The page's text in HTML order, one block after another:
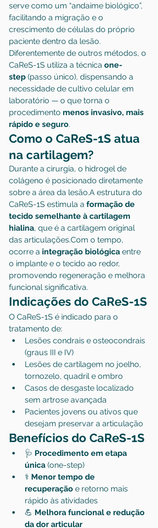
serve como um “andaime biológico”,
facilitando a migração e o
crescimento de células do próprio
paciente dentro da lesão.
Diferentemente de outros métodos, o
CaReS-1S utiliza a técnica one-
step (passo único), dispensando a
necessidade de cultivo celular em
laboratório — o que torna o
procedimento menos invasivo, mais
rápido e seguro.
Como o CaReS-1S atua
na cartilagem?
Durante a cirurgia, o hidrogel de
colágeno é posicionado diretamente
sobre a área da lesão.A estrutura do
CaReS-1S estimula a formação de
tecido semelhante à cartilagem
hialina, que é a cartilagem original
das articulações.Com o tempo,
ocorre a integração biológica entre
o implante e o tecido ao redor,
promovendo regeneração e melhora
funcional significativa.
Indicações do CaReS-1S
O CaReS-1S é indicado para o
tratamento de:
Lesões condrais e osteocondrais
(graus III e IV)
Lesões de cartilagem no joelho,
tornozelo, quadril e ombro
Casos de desgaste localizado
sem artrose avançada
Pacientes jovens ou ativos que
desejam preservar a articulação
Benefícios do CaReS-1S
🩺 Procedimento em etapa
única (one-step)
⚕️ Menor tempo de
recuperação e retorno mais
rápido às atividades
💪 Melhora funcional e redução
da dor articular